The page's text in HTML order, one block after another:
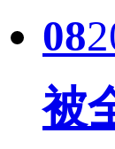
08
被